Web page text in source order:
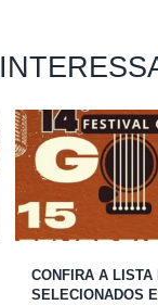
CONFIRA A LISTA
SELECIONADOS